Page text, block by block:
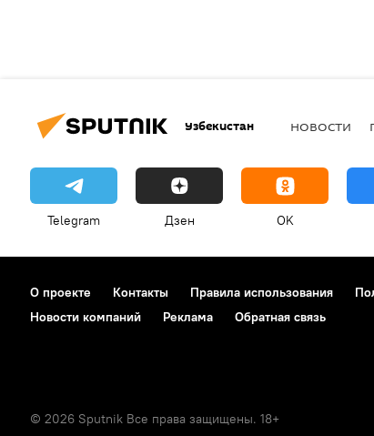
Узбекистан НОВОСТИ
Telegram Дзен OK
О проекте Контакты Правила использования
Новости компаний
Реклама Обратная связь
© 2026 Sputnik Все права защищены. 18+